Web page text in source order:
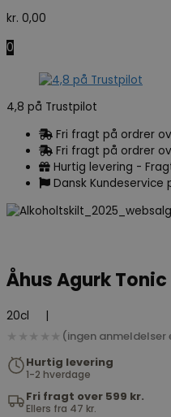
kr. 0,00
0
4,8 på Trustpilot
Fri fragt på ordrer
Fri fragt på ordrer
Hurtig levering -
Dansk Kundeservice
Åhus Agurk Tonic
20cl
★★★★★ (ingen anmeldelser
Hurtig levering
1-2 hverdage
Fri fragt over 599 kr.
Ellers fra 47 kr.